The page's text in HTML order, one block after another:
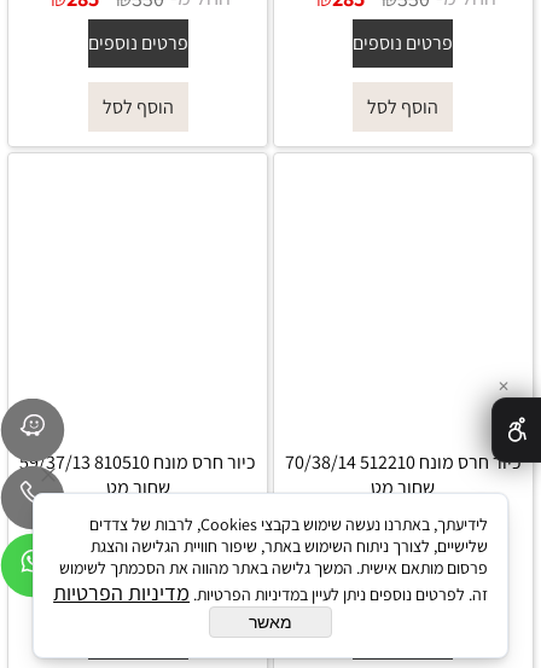
פרטים נוספים
הוסף לסל
פרטים נוספים
הוסף לסל
כיור חרס מונח 512210 70/38/14
שחור מט
החל מ- ₪350
₪290
כיור חרס מונח 810510 59/37/13
שחור מט
החל מ- ₪350
₪290
✕
לידיעתך, באתרנו נעשה שימוש בקבצי Cookies, לרבות של צדדים
שלישיים, לצורך ניתוח השימוש באתר, שיפור חוויית הגלישה והצגת
פרסום מותאם אישית. המשך גלישה באתר מהווה את הסכמתך לשימוש
זה. לפרטים נוספים ניתן לעיין במדיניות הפרטיות. מדיניות הפרטיות
מאשר